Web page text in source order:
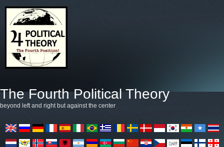
The Fourth Political Theory
beyond left and right but against the center